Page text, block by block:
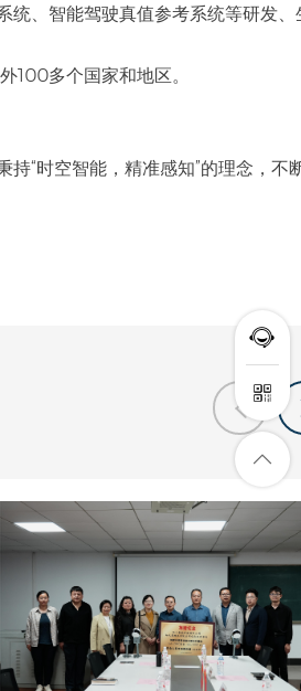
统、智能驾驶真值参考系统等研发、
100多个国家和地区。
“时空智能，精准感知”的理念，不